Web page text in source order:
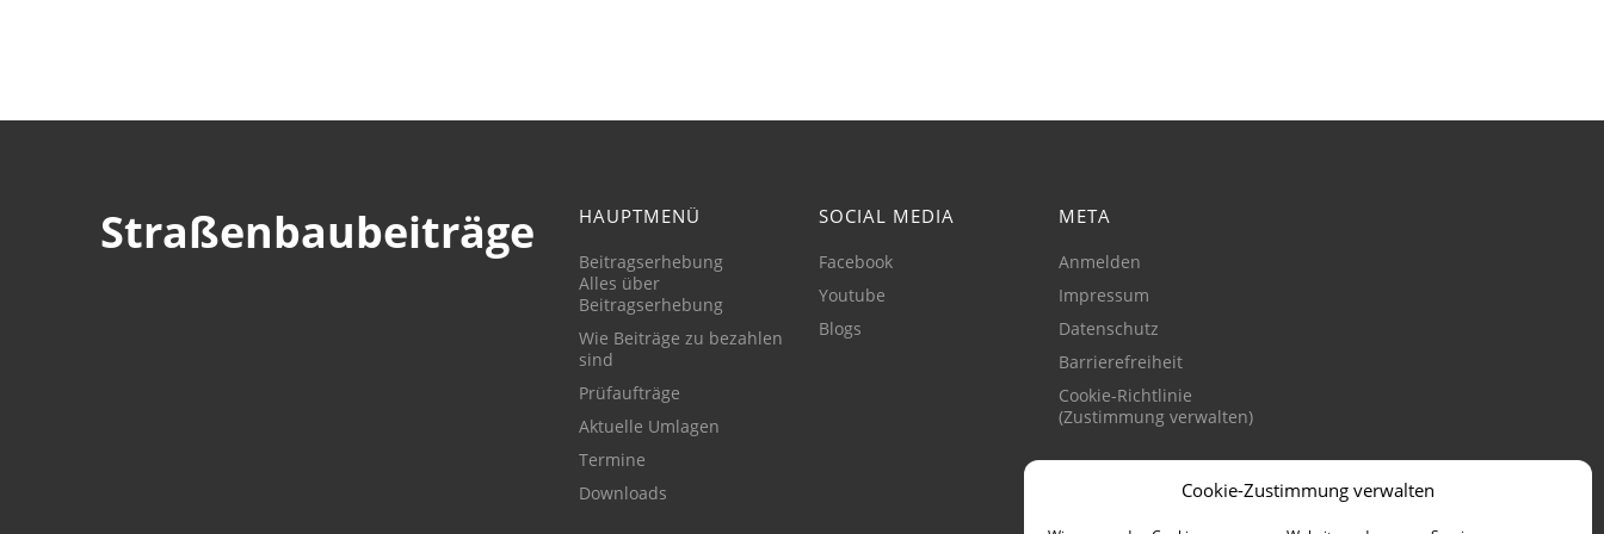
Cookie-Zustimmung verwalten
Straßenbaubeiträge HAUPTMENÜ
Beitragserhebung
Alles über
Beitragserhebung
Wie Beiträge zu bezahlen
sind
Prüfaufträge
Aktuelle Umlagen
Termine
Downloads
SOCIAL MEDIA
Facebook
Youtube
Blogs
META
Anmelden
Impressum
Datenschutz
Barrierefreiheit
Cookie-Richtlinie
(Zustimmung verwalten)